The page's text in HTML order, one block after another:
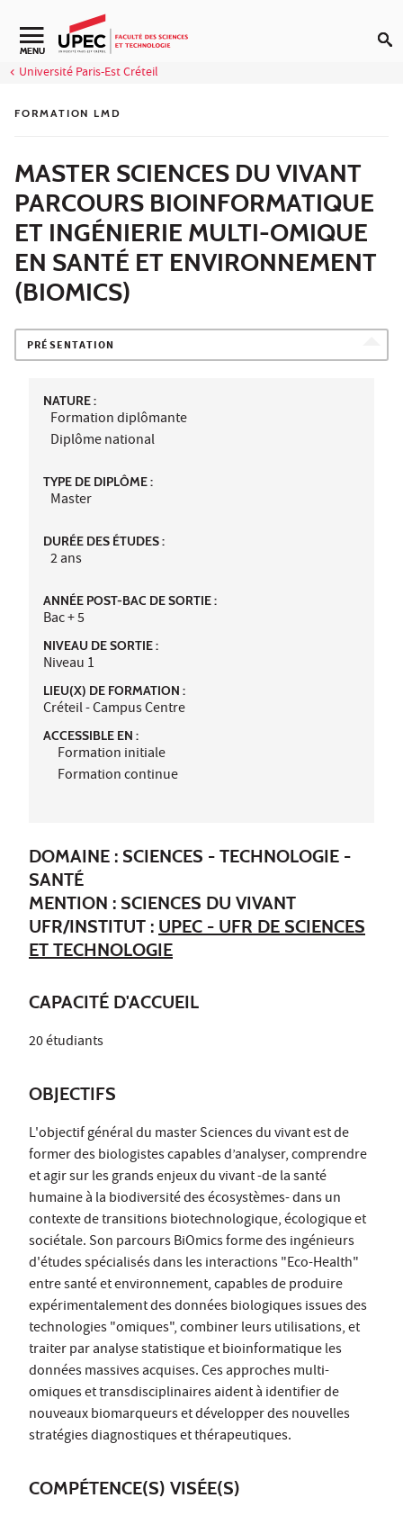
Aller au contenu
Navigation secondaire
MENU
Université Paris-Est Créteil
FORMATION LMD
MASTER SCIENCES DU VIVANT
PARCOURS BIOINFORMATIQUE
ET INGÉNIERIE MULTI-OMIQUE
EN SANTÉ ET ENVIRONNEMENT
(BIOMICS)
PRÉSENTATION
NATURE :
Formation diplômante
Diplôme national
TYPE DE DIPLÔME :
Master
DURÉE DES ÉTUDES :
2 ans
ANNÉE POST-BAC DE SORTIE :
Bac + 5
NIVEAU DE SORTIE :
Niveau 1
LIEU(X) DE FORMATION :
Créteil - Campus Centre
ACCESSIBLE EN :
Formation initiale
Formation continue
DOMAINE : SCIENCES - TECHNOLOGIE -
SANTÉ
MENTION : SCIENCES DU VIVANT
UFR/INSTITUT : UPEC - UFR DE SCIENCES
ET TECHNOLOGIE
CAPACITÉ D'ACCUEIL
20 étudiants
OBJECTIFS
L'objectif général du master Sciences du vivant est de
former des biologistes capables d’analyser, comprendre
et agir sur les grands enjeux du vivant -de la santé
humaine à la biodiversité des écosystèmes- dans un
contexte de transitions biotechnologique, écologique et
sociétale. Son parcours BiOmics forme des ingénieurs
d'études spécialisés dans les interactions "Eco-Health"
entre santé et environnement, capables de produire
expérimentalement des données biologiques issues des
technologies "omiques", combiner leurs utilisations, et
traiter par analyse statistique et bioinformatique les
données massives acquises. Ces approches multi-
omiques et transdisciplinaires aident à identifier de
nouveaux biomarqueurs et développer des nouvelles
stratégies diagnostiques et thérapeutiques.
COMPÉTENCE(S) VISÉE(S)